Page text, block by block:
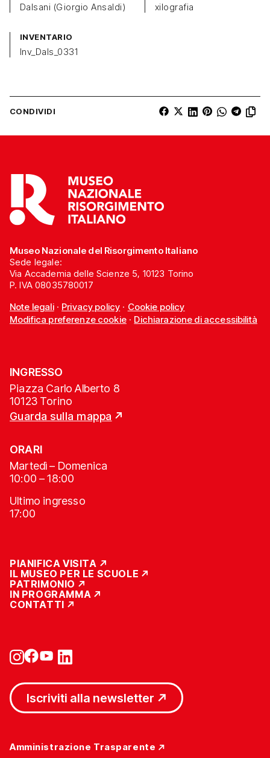
Dalsani (Giorgio Ansaldi) xilografia
INVENTARIO
Inv_Dals_0331
CONDIVIDI
Museo Nazionale del Risorgimento Italiano
Sede legale:
Via Accademia delle Scienze 5, 10123 Torino
P. IVA 08035780017
Note legali· Privacy policy · Cookie policy
Modifica preferenze cookie· Dichiarazione di accessibilità
INGRESSO
Piazza Carlo Alberto 8
10123 Torino
Guarda sulla mappa
ORARI
Martedì – Domenica
10:00 – 18:00
Ultimo ingresso
17:00
PIANIFICA VISITA
IL MUSEO PER LE SCUOLE
PATRIMONIO
IN PROGRAMMA
CONTATTI
Iscriviti alla newsletter
Amministrazione Trasparente